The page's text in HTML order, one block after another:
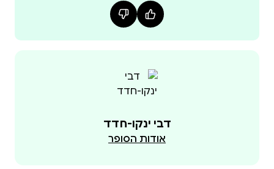
~הסיפור נערך על ידי קרן לנדסמן במסגרת פרוייקט
דבי ינקו-חדד
אודות הסופר